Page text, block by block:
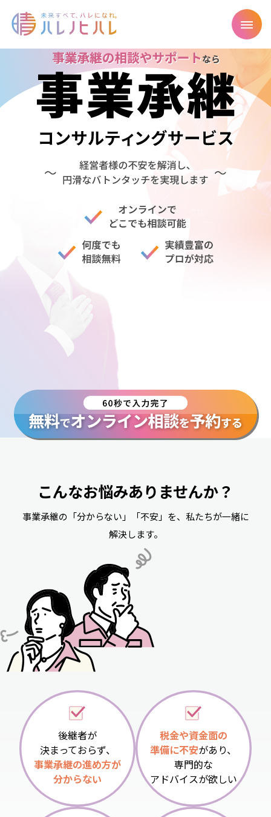
こんなお悩みありませんか？
事業承継の「分からない」「不安」を、 私たちが一緒に
解決します。
後継者が
決まっておらず、
事業承継の進め方が
分からない
税金や資金面の
準備に不安があり、
専門的な
アドバイスが欲しい